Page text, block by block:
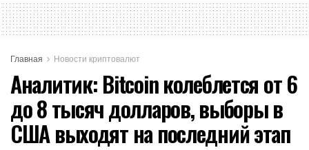
Главная Новости криптовалют
Аналитик: Bitcoin колеблется от 6
до 8 тысяч долларов, выборы в
США выходят на последний этап